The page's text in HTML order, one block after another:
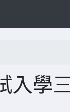
入學